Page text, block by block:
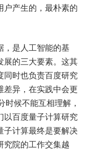
户产生的，最朴素的
是人工智能的基
展的三大要素。这其
同时也负责百度研究
差异，在实践中会更
候不能互相理解，
以百度量子计算研究
子计算最终是要解决
究院的工作交集越